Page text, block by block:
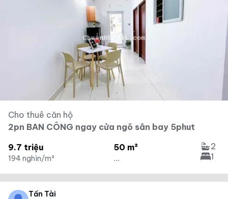
Cho thuê căn hộ
2pn BAN CÔNG ngay cửa ngõ sân bay 5phut
9.7 triệu
194 nghìn/m²
50 m²
...
2
1
Tấn Tài